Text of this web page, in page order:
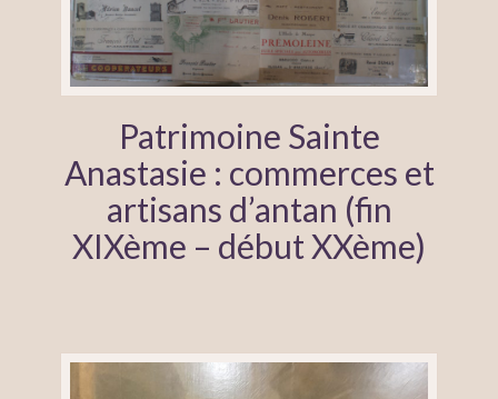
Patrimoine Sainte
Anastasie : commerces et
artisans d’antan (fin
XIXème – début XXème)